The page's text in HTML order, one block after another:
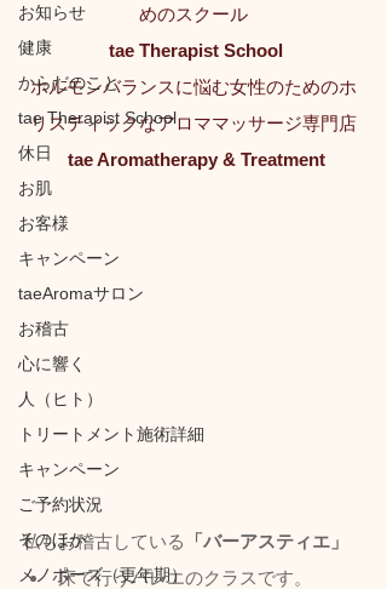
お知らせ
健康
からだのこと
tae Therapist School
休日
お肌
お客様
キャンペーン
taeAromaサロン
お稽古
心に響く
人（ヒト）
トリートメント施術詳細
キャンペーン
ご予約状況
そのほか
メノポーズ（更年期）
めのスクール
tae Therapist School
ホルモンバランスに悩む女性のためのホ
リスティックなアロママッサージ専門店
tae Aromatherapy & Treatment
私もお稽古している
「バーアスティエ」
床で行うバレエのクラスです。